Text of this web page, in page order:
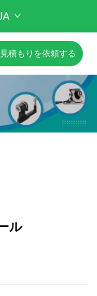
積もりを依頼する
ル